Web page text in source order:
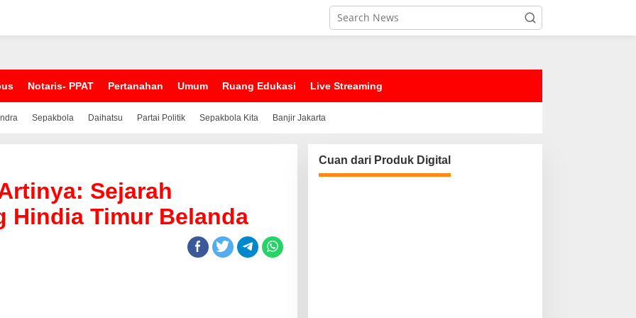
Notaris- PPAT Pertanahan Umum Ruang Edukasi Live Streaming
Sepakbola Daihatsu Partai Politik Sepakbola Kita Banjir Jakarta
Sejarah
Hindia Timur Belanda
Cuan dari Produk Digital